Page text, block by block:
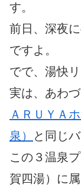
す。
前日、深夜
ですよ。
でで、湯快
実は、あわ
ＡＲＵＹＡ
泉）
と同じ
この３温泉
賀四湯）に